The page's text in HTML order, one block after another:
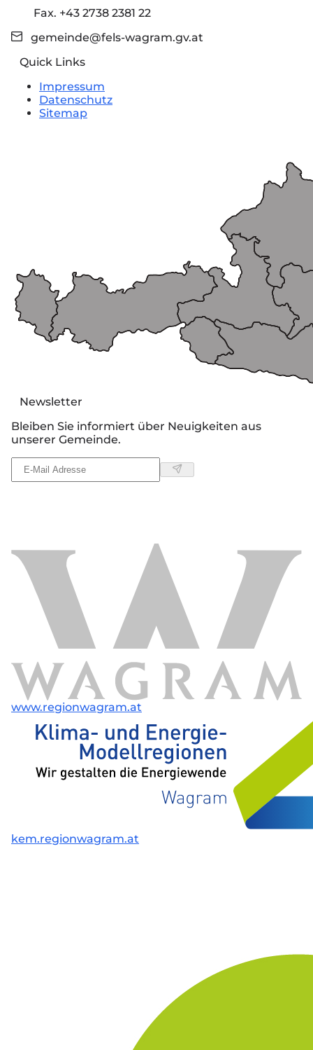
Fax. +43 2738 2381 22
gemeinde@fels-wagram.gv.at
Quick Links
Impressum
Datenschutz
Sitemap
Newsletter
Bleiben Sie informiert über Neuigkeiten aus
unserer Gemeinde.
www.regionwagram.at
kem.regionwagram.at